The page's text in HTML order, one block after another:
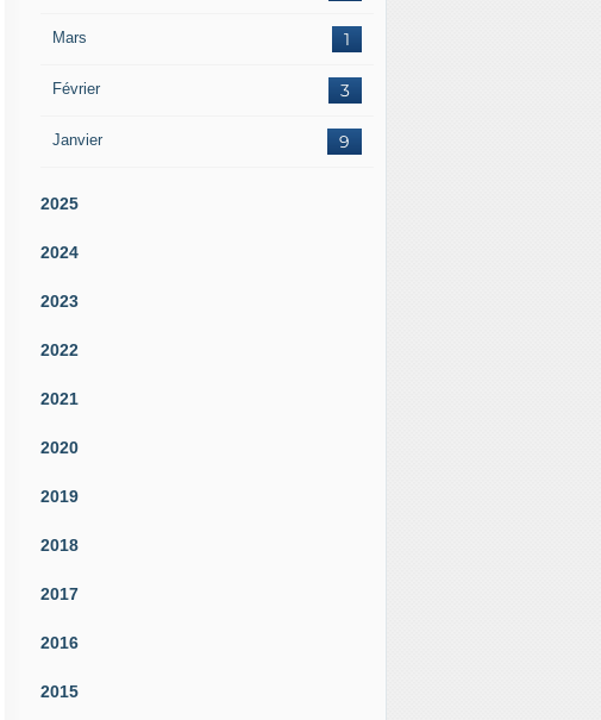
Mars 1
Février 3
Janvier 9
2025
2024
2023
2022
2021
2020
2019
2018
2017
2016
2015